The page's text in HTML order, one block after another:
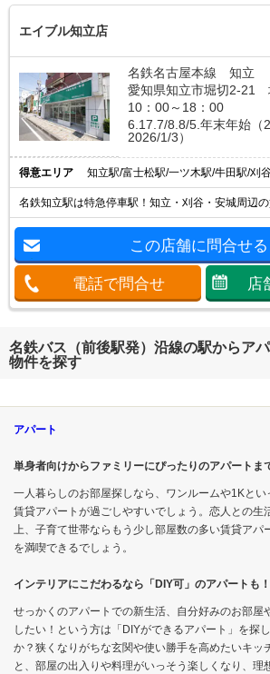
エイブル知立店
名鉄名古屋本線 知立
愛知県知立市堀切2-21
10：00～18：00
6.17.7/8.8/5.年末年始（
2026/1/3）
得意エリア 知立駅/富士松駅/一ツ木駅/牛田駅/刈
名鉄知立駅は特急停車駅！知立・刈谷・安城周辺
この店舗に問合せる
電話で問合せ 店
名鉄バス（前後駅発）沿線の駅からア
物件を探す
アパート
単身者向けからファミリーにぴったりのアパートま
一人暮らしのお部屋探しなら、ワンルームや1Kと
賃貸アパートが過ごしやすいでしょう。恋人との生
上、子育て世帯ならもう少し部屋数の多い賃貸アパ
を満喫できるでしょう。
インテリアにこだわるなら「DIY可」のアパートも！
せっかくのアパートでの新生活、自分好みのお部屋
したい！という方は「DIYができるアパート」を探
か？狭くなりがちな玄関や使い勝手を高めたいキッ
と、部屋の出入りや料理がいっそう楽しくなり、理